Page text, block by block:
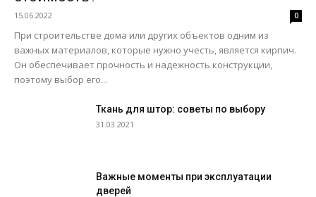
15.06.2022 0
При строительстве дома или других объектов одним из
важных материалов, которые нужно учесть, является кирпич.
Он обеспечивает прочность и надежность конструкции,
поэтому выбор его...
Ткань для штор: советы по выбору
31.03.2021
Важные моменты при эксплуатации
дверей